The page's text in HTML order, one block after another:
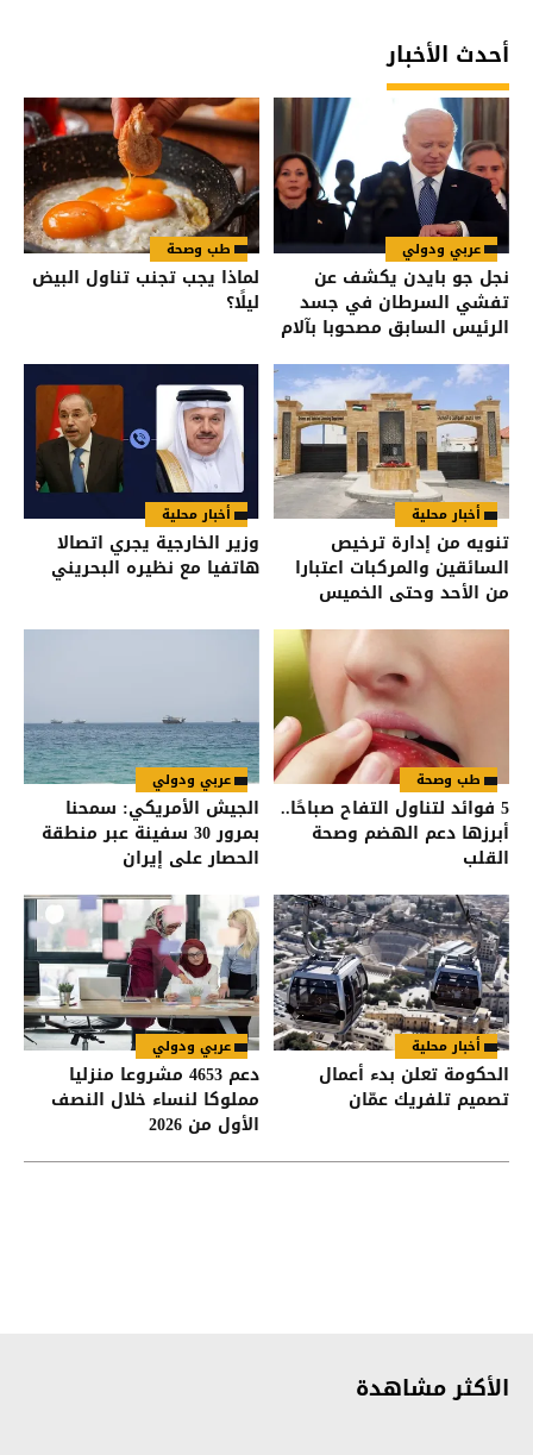
أحدث الأخبار
عربي ودولي
نجل جو بايدن يكشف عن
تفشي السرطان في جسد
الرئيس السابق مصحوبا بآلام
طب وصحة
لماذا يجب تجنب تناول البيض
ليلًا؟
أخبار محلية
تنويه من إدارة ترخيص
السائقين والمركبات اعتبارا
من الأحد وحتى الخميس
أخبار محلية
وزير الخارجية يجري اتصالا
هاتفيا مع نظيره البحريني
طب وصحة
5 فوائد لتناول التفاح صباحًا..
أبرزها دعم الهضم وصحة
القلب
عربي ودولي
الجيش الأمريكي: سمحنا
بمرور 30 سفينة عبر منطقة
الحصار على إيران
أخبار محلية
الحكومة تعلن بدء أعمال
تصميم تلفريك عمّان
عربي ودولي
دعم 4653 مشروعا منزليا
مملوكا لنساء خلال النصف
الأول من 2026
الأكثر مشاهدة